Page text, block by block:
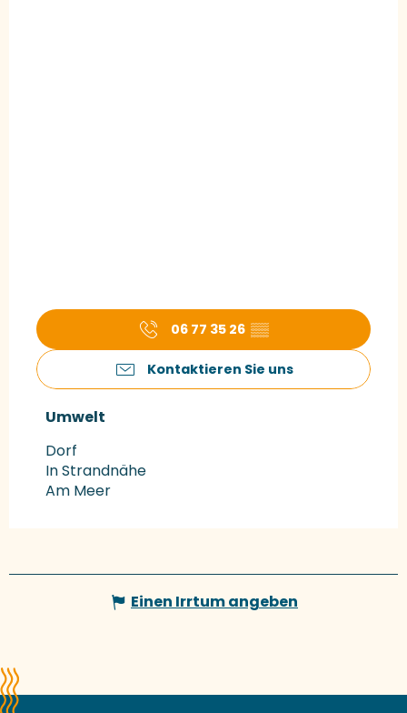
06 77 35 26 ▒▒
Kontaktieren Sie uns
Umwelt
Umwelt
Dorf
In Strandnähe
Am Meer
Einen Irrtum angeben